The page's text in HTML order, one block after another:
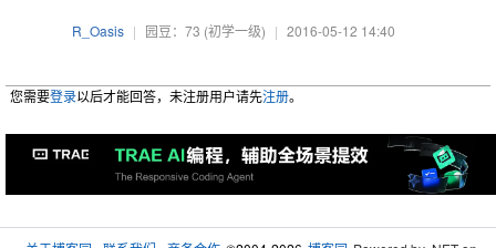
R_Oasis | 园豆：73 (初学一级) | 2016-05-12 14:40
您需要登录以后才能回答，未注册用户请先注册。